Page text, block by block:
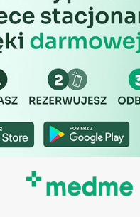
informacji
inne niż IAB:
(Performance)